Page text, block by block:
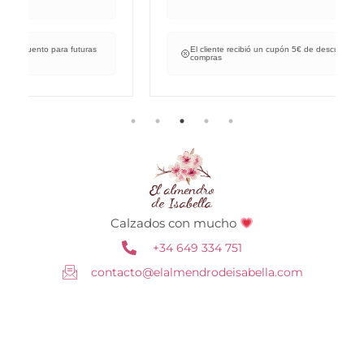
El cliente recibió un cupón 5€ de descuento para futuras
Calzados con mucho
+34 649 334 751
contacto@elalmendrodeisabella.com